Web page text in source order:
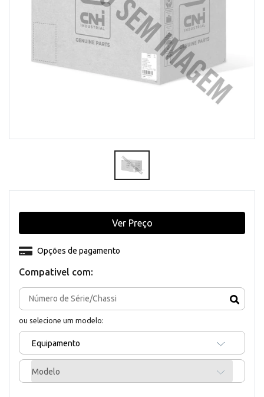
Compativel com:
ou selecione um modelo:
Equipamento
Modelo
Opções de pagamento
Ver Preço